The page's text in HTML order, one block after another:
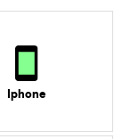
Iphone